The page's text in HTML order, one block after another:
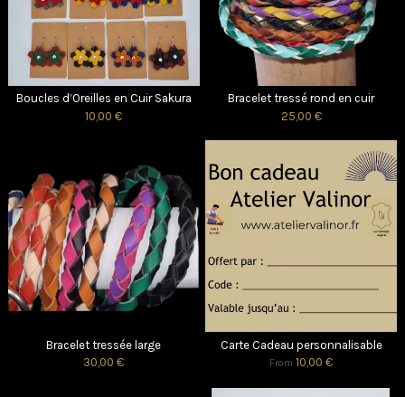
Boucles d’Oreilles en Cuir Sakura
10,00 €
Bracelet tressé rond en cuir
25,00 €
Bracelet tressée large
30,00 €
Carte Cadeau personnalisable
From10,00 €